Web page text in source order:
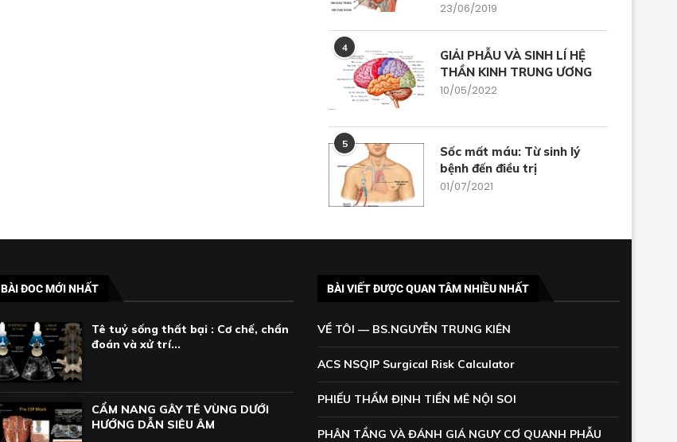
23/06/2019
4
GIẢI PHẪU VÀ SINH LÍ HỆ
THẦN KINH TRUNG ƯƠNG
10/05/2022
5
Sốc mất máu: Từ sinh lý
bệnh đến điều trị
01/07/2021
BÀI ĐOC MỚI NHẤT
Tê tuỷ sống thất bại : Cơ chế, chẩn
đoán và xử trí...
CẨM NANG GÂY TÊ VÙNG DƯỚI
HƯỚNG DẪN SIÊU ÂM
BÀI VIẾT ĐƯỢC QUAN TÂM NHIỀU NHẤT
VỀ TÔI — BS.NGUYỄN TRUNG KIÊN
ACS NSQIP Surgical Risk Calculator
PHIẾU THẨM ĐỊNH TIỀN MÊ NỘI SOI
PHÂN TẦNG VÀ ĐÁNH GIÁ NGUY CƠ QUANH PHẪU